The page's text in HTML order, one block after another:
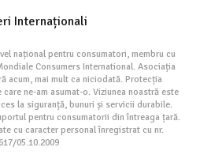
Internaționali
național pentru consumatori, membru cu
Consumers International. Asociația
acum, mai mult ca niciodată. Protecția
ne-am asumat-o. Viziunea noastră este
la siguranță, bunuri și servicii durabile.
pentru consumatorii din întreaga țară.
cu caracter personal înregistrat cu nr.
05.10.2009